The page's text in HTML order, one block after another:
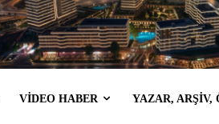
VİDEO HABER YAZAR, ARŞİV,